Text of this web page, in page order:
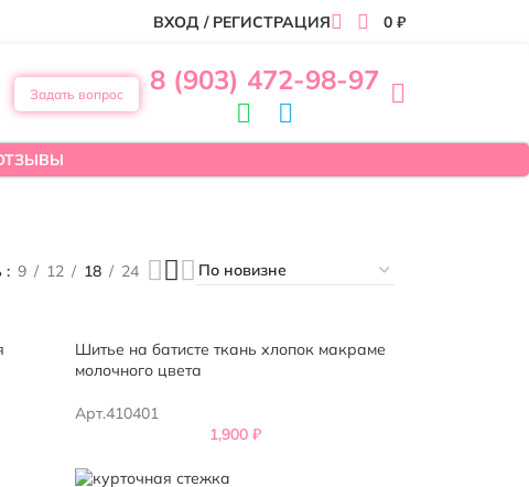
ВХОД / РЕГИСТРАЦИЯ 0 ₽
Задать вопрос 8 (903) 472-98-97
9 12 18 24
Шитье на батисте ткань хлопок макраме
молочного цвета
Арт.410401
1,900 ₽